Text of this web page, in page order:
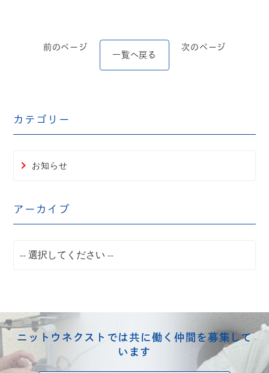
前のページ
一覧へ戻る
次のページ
カテゴリー
お知らせ
アーカイブ
ニットウネクストでは共に働く仲間を募集して
います